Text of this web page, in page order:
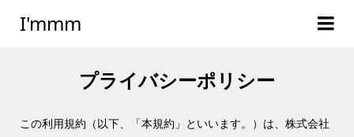
I'mmm
プライバシーポリシー
この利用規約（以下、「本規約」といいます。）は、株式会社